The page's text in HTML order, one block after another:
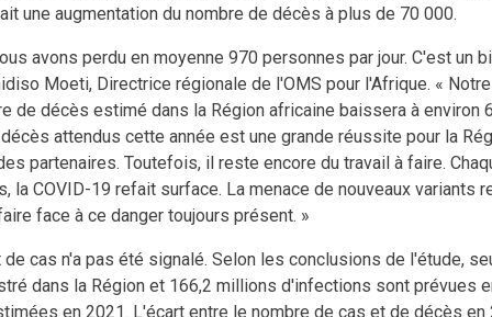
une augmentation du nombre de décès à plus de 70 000.
avons perdu en moyenne 970 personnes par jour. C'est un
Moeti, Directrice régionale de l'OMS pour l'Afrique. «
de décès estimé dans la Région africaine baissera à environ
attendus cette année est une grande réussite pour la
partenaires. Toutefois, il reste encore du travail à faire.
la COVID-19 refait surface. La menace de nouveaux variants
face à ce danger toujours présent. »
de cas n'a pas été signalé. Selon les conclusions de l'étude,
dans la Région et 166,2 millions d'infections sont prévues
en 2021. L'écart entre le nombre de cas et de décès en